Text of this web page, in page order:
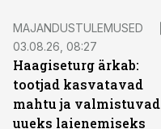
MAJANDUSTULEMUSED
03.08.26, 08:27
Haagiseturg ärkab:
tootjad kasvatavad
mahtu ja valmistuvad
uueks laienemiseks